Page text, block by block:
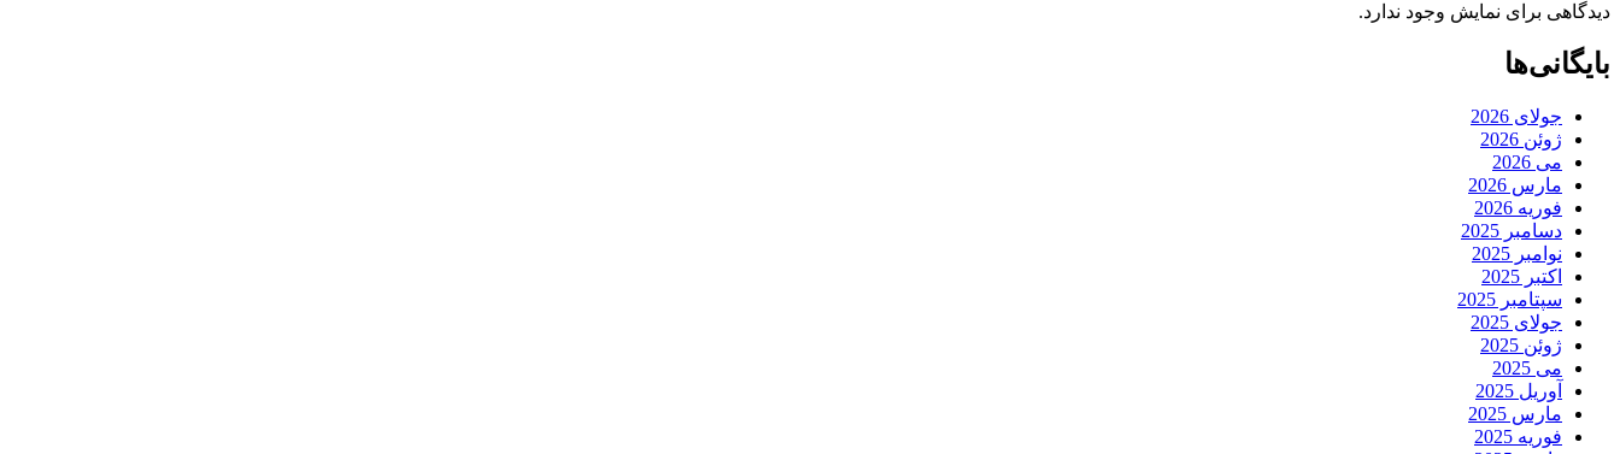
دیدگاهی برای نمایش وجود ندارد.
بایگانی‌ها
جولای 2026
ژوئن 2026
می 2026
مارس 2026
فوریه 2026
دسامبر 2025
نوامبر 2025
اکتبر 2025
سپتامبر 2025
جولای 2025
ژوئن 2025
می 2025
آوریل 2025
مارس 2025
فوریه 2025